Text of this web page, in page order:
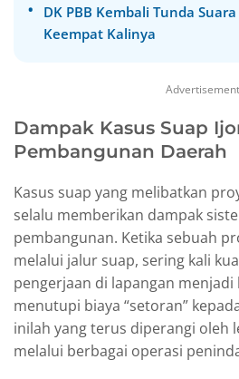
DK PBB Kembali Tunda
Keempat Kalinya
Advertisement
Dampak Kasus Suap
Pembangunan Daerah
Kasus suap yang melibatkan
selalu memberikan dampak
pembangunan. Ketika sebuah
melalui jalur suap, sering kali
pengerjaan di lapangan
menutupi biaya “setoran”
inilah yang terus diperangi oleh
melalui berbagai operasi